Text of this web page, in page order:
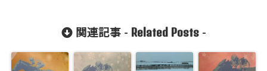
関連記事 - Related Posts-